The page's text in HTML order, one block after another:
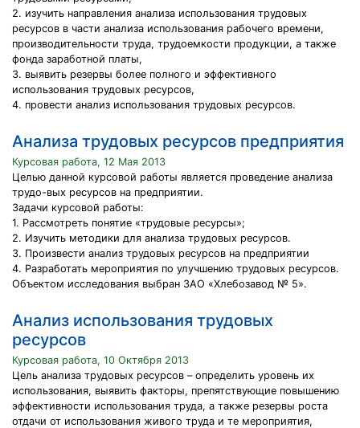
2. изучить направления анализа использования трудовых
ресурсов в части анализа использования рабочего времени,
производительности труда, трудоемкости продукции, а также
фонда заработной платы,
3. выявить резервы более полного и эффективного
использования трудовых ресурсов,
4. провести анализ использования трудовых ресурсов.
Анализа трудовых ресурсов предприятия
Курсовая работа, 12 Мая 2013
Целью данной курсовой работы является проведение анализа
трудо-вых ресурсов на предприятии.
Задачи курсовой работы:
1. Рассмотреть понятие «трудовые ресурсы»;
2. Изучить методики для анализа трудовых ресурсов.
3. Произвести анализ трудовых ресурсов на предприятии
4. Разработать мероприятия по улучшению трудовых ресурсов.
Объектом исследования выбран ЗАО «Хлебозавод № 5».
Анализ использования трудовых
ресурсов
Курсовая работа, 10 Октября 2013
Цель анализа трудовых ресурсов – определить уровень их
использования, выявить факторы, препятствующие повышению
эффективности использования труда, а также резервы роста
отдачи от использования живого труда и те мероприятия,